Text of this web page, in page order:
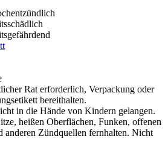
Rat erforderlich, Verpackung oder
bereithalten.
in die Hände von Kindern gelangen.
heißen Oberflächen, Funken, offenen
anderen Zündquellen fernhalten. Nicht